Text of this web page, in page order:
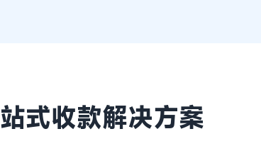
式收款解决方案